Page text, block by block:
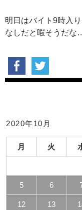
明日はバイト9時入
なしだと暇そうだな
2020年10月
月 火
5 6
12 13